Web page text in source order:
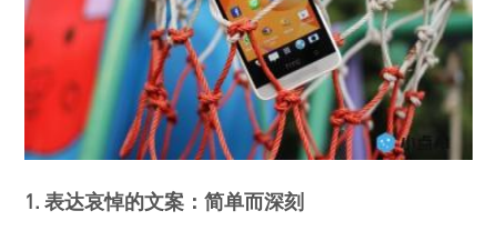
1. 表达哀悼的文案：简单而深刻